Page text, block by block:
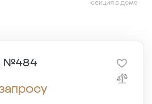
секция в доме
№484